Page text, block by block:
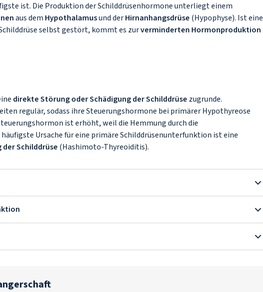
ist. Die Produktion der Schilddrüsenhormone unterliegt einem
aus dem Hypothalamusund derHirnanhangsdrüse (Hypophyse). Ist eine
selbst gestört, kommt es zurverminderten Hormonproduktion
direkte Störung oder Schädigung der Schilddrüse zugrunde.
regulär, sodass ihre Steuerungshormone bei primärer Hypothyreose
ist erhöht, weil die Hemmung durch die
Ursache für eine primäre Schilddrüsenunterfunktion ist eine
Schilddrüse (Hashimoto-Thyreoiditis).